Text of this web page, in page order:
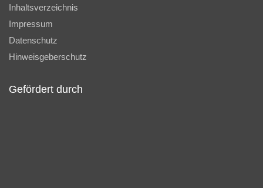
Inhaltsverzeichnis
Impressum
Datenschutz
Hinweisgeberschutz
Gefördert durch